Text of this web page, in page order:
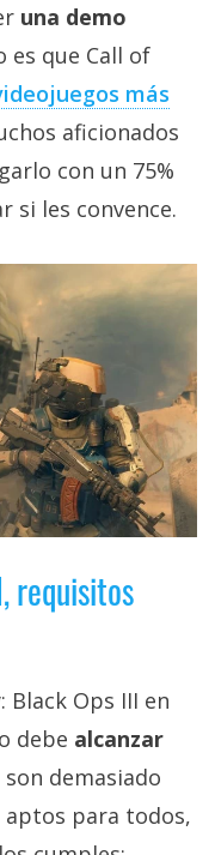
una demo
es que Call of
más
aficionados
con un 75%
si les convence.
requisitos
Black Ops III en
debe alcanzar
son demasiado
para todos,